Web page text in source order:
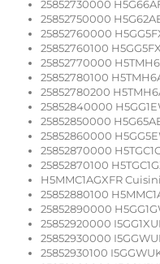
25852730000
25852750000
25852760000
25852760100
25852770000
25852780100
25852780200
25852840000
25852850000
25852860000
25852870000
25852870100
H5MMC1AGXFR
25852880100
25852890000
25852920000
25852930000
25852930100